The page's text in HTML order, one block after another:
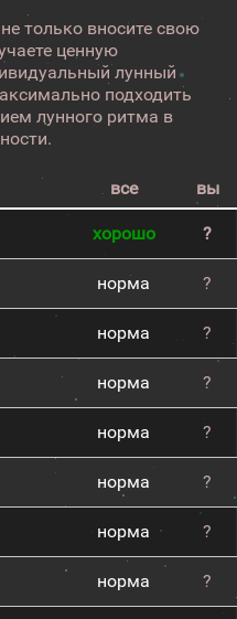
только вносите свою
ценную
лунный
подходить
лунного ритма в
все вы
хорошо ?
норма ?
норма ?
норма ?
норма ?
норма ?
норма ?
норма ?